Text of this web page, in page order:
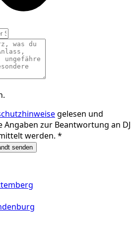
gelesen und
Angaben zur Beantwortung an DJ
werden. *
senden